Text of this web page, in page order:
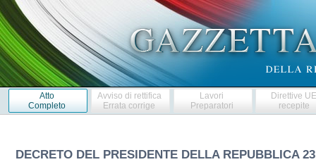
Atto
Completo
Avviso di rettifica
Errata corrige
Lavori
Preparatori
Direttive
recepite
DECRETO DEL PRESIDENTE DELLA REPUBBLICA